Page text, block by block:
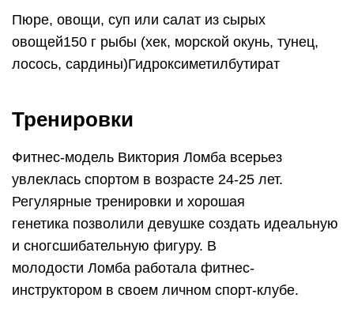
Пюре, овощи, суп или салат из сырых
овощей150 г рыбы (хек, морской окунь, тунец,
лосось, сардины)Гидроксиметилбутират
Тренировки
Фитнес-модель Виктория Ломба всерьез
увлеклась спортом в возрасте 24-25 лет.
Регулярные тренировки и хорошая
генетика позволили девушке создать идеальную
и сногсшибательную фигуру. В
молодости Ломба работала фитнес-
инструктором в своем личном спорт-клубе.